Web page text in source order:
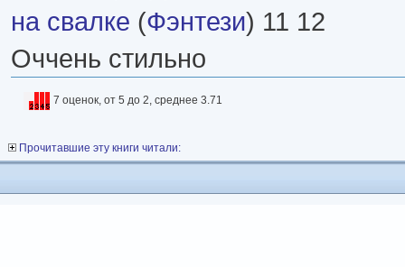
на свалке (Фэнтези) 11 12
Оччень стильно
7 оценок, от 5 до 2, среднее 3.71
Прочитавшие эту книги читали: